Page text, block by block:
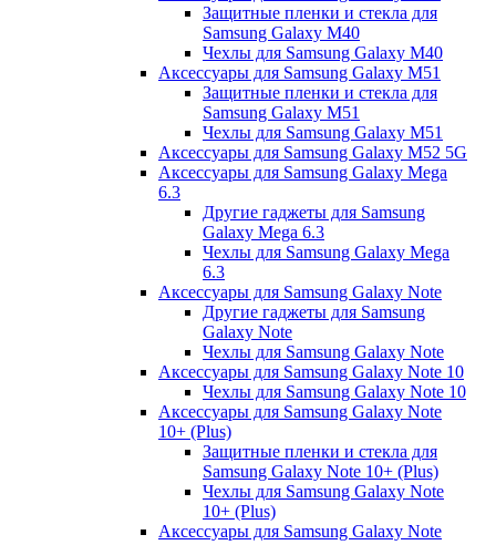
Защитные пленки и стекла для
Samsung Galaxy M40
Чехлы для Samsung Galaxy M40
Аксессуары для Samsung Galaxy M51
Защитные пленки и стекла для
Samsung Galaxy M51
Чехлы для Samsung Galaxy M51
Аксессуары для Samsung Galaxy M52 5G
Аксессуары для Samsung Galaxy Mega
6.3
Другие гаджеты для Samsung
Galaxy Mega 6.3
Чехлы для Samsung Galaxy Mega
6.3
Аксессуары для Samsung Galaxy Note
Другие гаджеты для Samsung
Galaxy Note
Чехлы для Samsung Galaxy Note
Аксессуары для Samsung Galaxy Note 10
Чехлы для Samsung Galaxy Note 10
Аксессуары для Samsung Galaxy Note
10+ (Plus)
Защитные пленки и стекла для
Samsung Galaxy Note 10+ (Plus)
Чехлы для Samsung Galaxy Note
10+ (Plus)
Аксессуары для Samsung Galaxy Note